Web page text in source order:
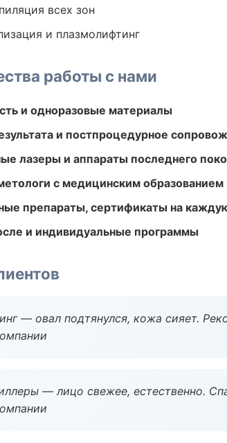
всех зон
и плазмолифтинг
работы с нами
и одноразовые материалы
и постпроцедурное
лазеры и аппараты последнего
с медицинским образованием
препараты, сертификаты на
и индивидуальные программы
— овал подтянулся, кожа сияет.
— лицо свежее, естественно.